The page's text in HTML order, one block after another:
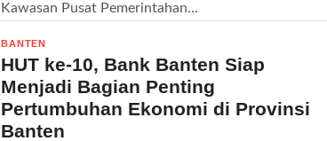
Kawasan Pusat Pemerintahan...
BANTEN
HUT ke-10, Bank Banten Siap
Menjadi Bagian Penting
Pertumbuhan Ekonomi di Provinsi
Banten